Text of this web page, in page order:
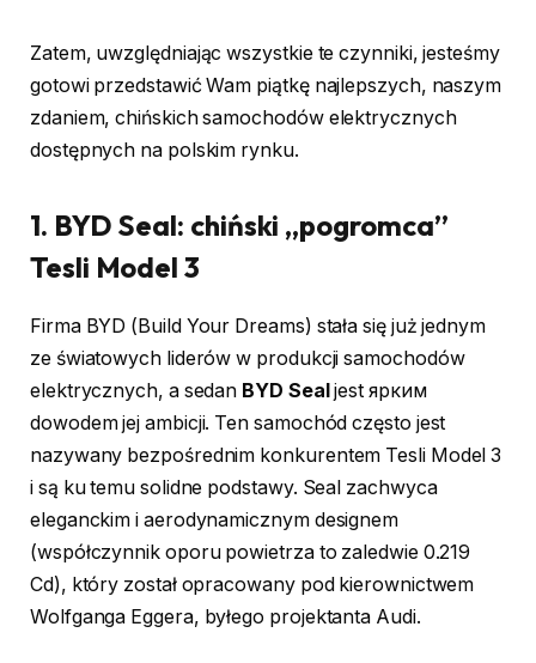
Zatem, uwzględniając wszystkie te czynniki, jesteśmy
gotowi przedstawić Wam piątkę najlepszych, naszym
zdaniem, chińskich samochodów elektrycznych
dostępnych na polskim rynku.
1. BYD Seal: chiński „pogromca”
Tesli Model 3
Firma BYD (Build Your Dreams) stała się już jednym
ze światowych liderów w produkcji samochodów
elektrycznych, a sedan BYD Seal jest ярким
dowodem jej ambicji. Ten samochód często jest
nazywany bezpośrednim konkurentem Tesli Model 3
i są ku temu solidne podstawy. Seal zachwyca
eleganckim i aerodynamicznym designem
(współczynnik oporu powietrza to zaledwie 0.219
Cd), który został opracowany pod kierownictwem
Wolfganga Eggera, byłego projektanta Audi.